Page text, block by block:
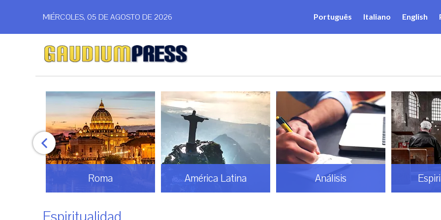
MIÉRCOLES, 05 DE AGOSTO DE 2026 Português Italiano English
América Latina Análisis Espiritualidad